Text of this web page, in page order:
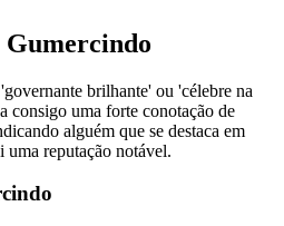
Gumercindo
brilhante' ou 'célebre na
consigo uma forte conotação de
alguém que se destaca em
uma reputação notável.